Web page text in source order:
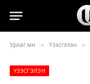
Урлаг.мн » Үзэсгэлэн »
ҮЗЭСГЭЛЭН